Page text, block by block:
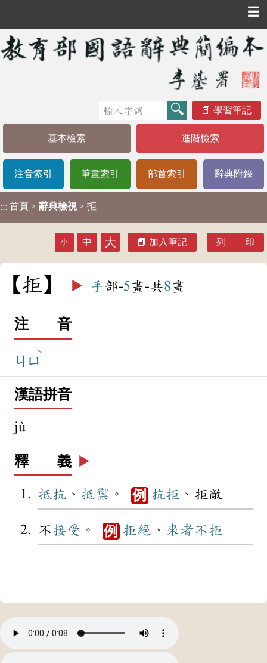
☰
學習筆記
基本檢索 進階檢索
注音索引 筆畫索引 部首索引 辭典附錄
::: 首頁 > 辭典檢視 > 拒
小 中 大 加入筆記 列 印
拒 ▶️ 手部-5畫-共8畫
注 音
ㄐㄩ
ˋ
漢語拼音
jù
釋 義 ▶️
抵抗 、 抵禦 。 例 抗拒 、拒敵
不接受 。 例 拒絕 、 來者不拒